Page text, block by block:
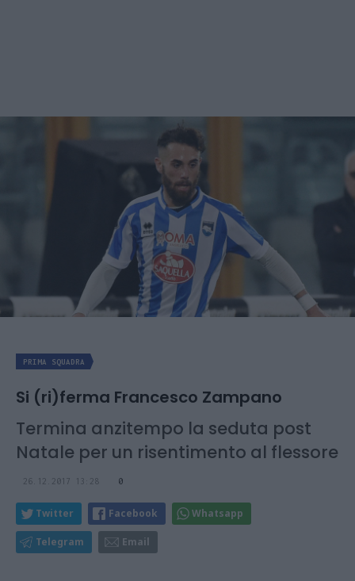
PRIMA SQUADRA
Si (ri)ferma Francesco Zampano
Termina anzitempo la seduta post
Natale per un risentimento al flessore
26.12.2017 13:28 0
Twitter Facebook Whatsapp
Telegram Email